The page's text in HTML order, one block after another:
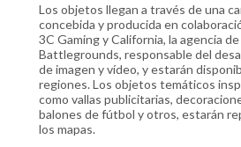
Los objetos llegan a través de una
concebida y producida en
3C Gaming y California, la agencia
Battlegrounds, responsable del
de imagen y vídeo, y estarán
regiones. Los objetos temáticos
como vallas publicitarias,
balones de fútbol y otros, estarán
los mapas.